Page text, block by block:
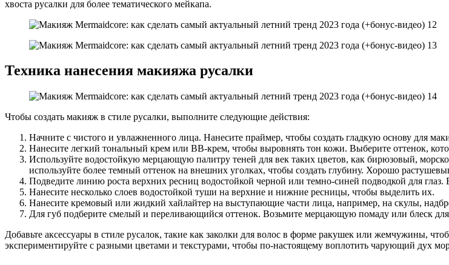
хвоста русалки для более тематического мейкапа.
Техника нанесения макияжа русалки
Чтобы создать макияж в стиле русалки, выполните следующие действия:
Начните с чистого и увлажненного лица. Нанесите праймер, чтобы создать гладкую основу для
Нанесите легкий тональный крем или ВВ-крем, чтобы выровнять тон кожи. Выберите оттенок,
Используйте водостойкую мерцающую палитру теней для век таких цветов, как бирюзовый,
используйте более темный оттенок на внешних уголках, чтобы создать глубину. Хорошо
Подведите линию роста верхних ресниц водостойкой черной или темно-синей подводкой для
Нанесите несколько слоев водостойкой туши на верхние и нижние ресницы, чтобы выделить их.
Нанесите кремовый или жидкий хайлайтер на выступающие части лица, например, на скулы,
Для губ подберите смелый и переливающийся оттенок. Возьмите мерцающую помаду или блеск для
Добавьте аксессуары в стиле русалок, такие как заколки для волос в форме ракушек или жемчужины,
экспериментируйте с разными цветами и текстурами, чтобы по-настоящему воплотить чарующий дух